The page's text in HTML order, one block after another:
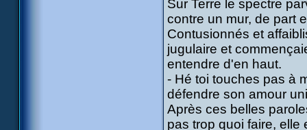
Sur Terre le spectre
contre un mur, de part
Contusionnés et
jugulaire et
entendre d'en haut.
- Hé toi touches pas à
défendre son amour
Après ces belles
pas trop quoi faire,